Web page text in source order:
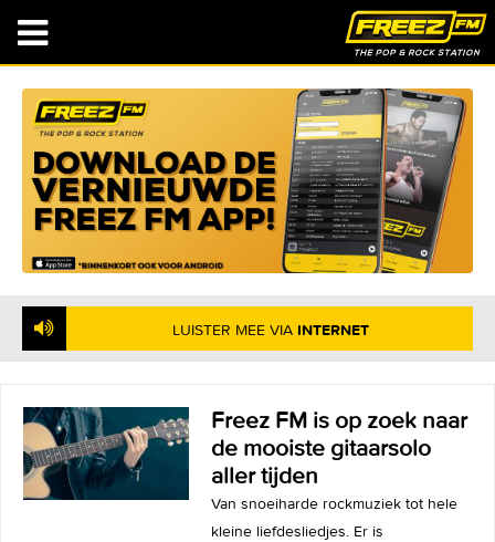
: ELLEN FOLEY - WHAT'S A MATTER
LUISTER MEE VIA INTERNET
Freez FM is op zoek naar
de mooiste gitaarsolo
aller tijden
Van snoeiharde rockmuziek tot hele
kleine liefdesliedjes. Er is